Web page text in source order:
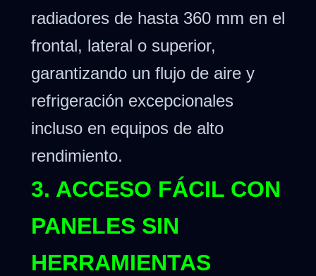
radiadores de hasta 360 mm en el
frontal, lateral o superior,
garantizando un flujo de aire y
refrigeración excepcionales
incluso en equipos de alto
rendimiento.
3. ACCESO FÁCIL CON
PANELES SIN
HERRAMIENTAS